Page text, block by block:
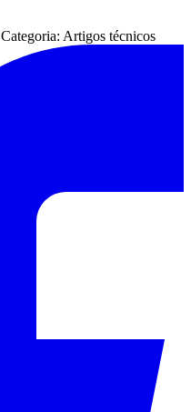
Categoria: Artigos técnicos